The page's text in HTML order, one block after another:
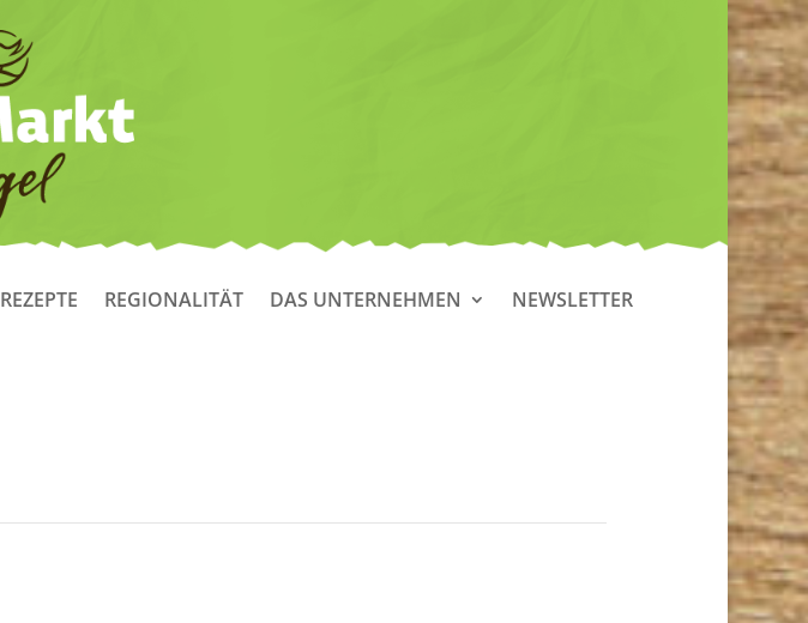
REZEPTE REGIONALITÄT DAS UNTERNEHMEN NEWSLETTER